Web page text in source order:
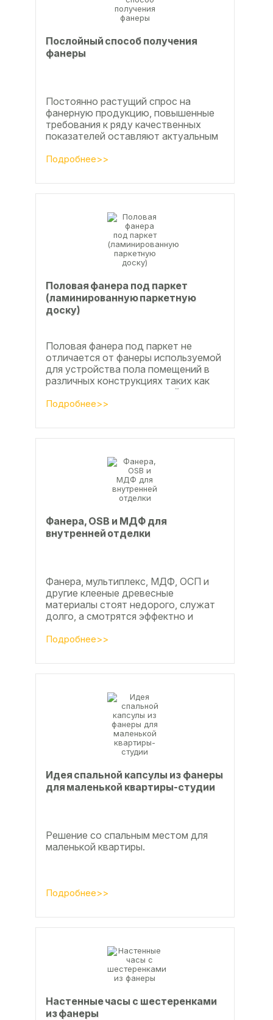
Послойный способ получения
фанеры
Постоянно растущий спрос на
фанерную продукцию, повышенные
требования к ряду качественных
показателей оставляют актуальным
технологии производства клееной...
Подробнее>>
Половая фанера под паркет
(ламинированную паркетную
доску)
Половая фанера под паркет не
отличается от фанеры используемой
для устройства пола помещений в
различных конструкциях таких как
ламинат из ламинированной
паркетной доски, а так же...
Подробнее>>
Фанера, OSB и МДФ для
внутренней отделки
Фанера, мультиплекс, МДФ, ОСП и
другие клееные древесные
материалы стоят недорого, служат
долго, а смотрятся эффектно и
Подробнее>>
Идея спальной капсулы из фанеры
для маленькой квартиры-студии
Решение со спальным местом для
маленькой квартиры.
Подробнее>>
Настенные часы с шестеренками
из фанеры